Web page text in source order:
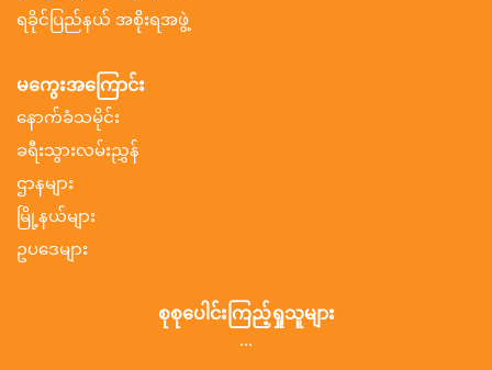
ရခိုင်ပြည်နယ် အစိုးရအဖွဲ့
မကွေးအကြောင်း
နောက်ခံသမိုင်း
ခရီးသွားလမ်းညွှန်
ဌာနများ
မြို့နယ်များ
ဥပဒေများ
စုစုပေါင်းကြည့်ရှုသူများ
...